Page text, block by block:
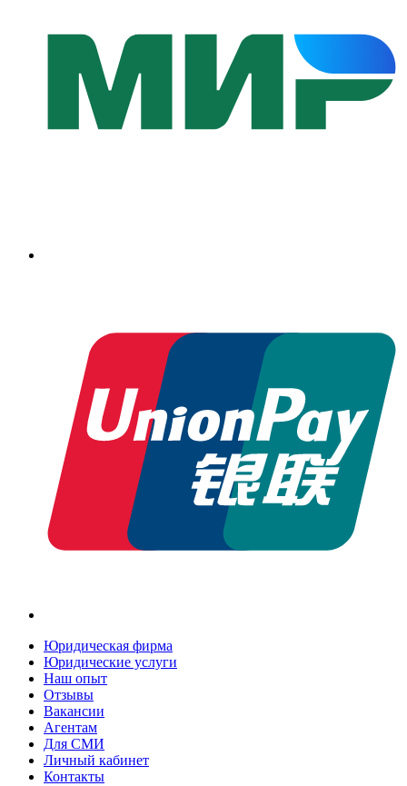
Юридическая фирма
Юридические услуги
Наш опыт
Отзывы
Вакансии
Агентам
Для СМИ
Личный кабинет
Контакты